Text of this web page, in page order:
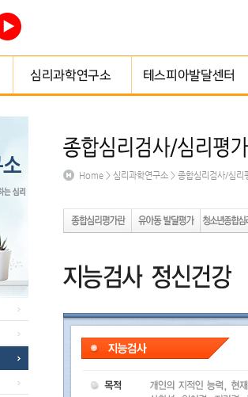
심리과학연구소 소개
함께하는 분들
종합심리검사/심리평가
프로그램
종합심리검사
센터소개
지점게시판
Home > 심리과학연구소 > 종합심리검사/심리